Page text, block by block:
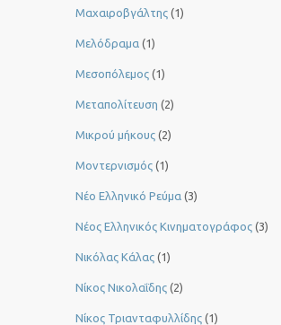
Μαχαιροβγάλτης (1)
Μελόδραμα (1)
Μεσοπόλεμος (1)
Μεταπολίτευση (2)
Μικρού μήκους (2)
Μοντερνισμός (1)
Νέο Ελληνικό Ρεύμα (3)
Νέος Ελληνικός Κινηματογράφος (3)
Νικόλας Κάλας (1)
Νίκος Νικολαΐδης (2)
Νίκος Τριανταφυλλίδης (1)